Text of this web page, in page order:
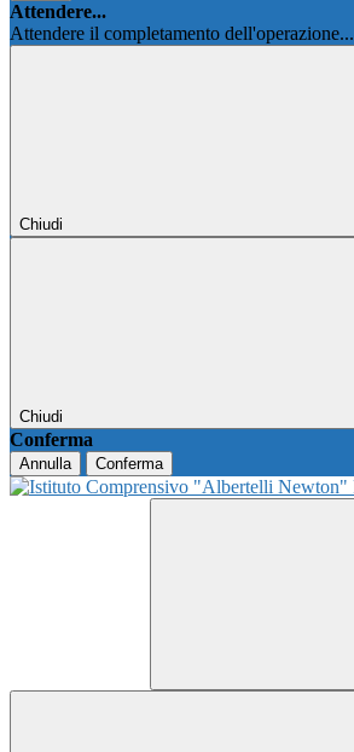
Attendere...
Attendere il completamento dell'operazione...
Chiudi
Chiudi
Conferma
Annulla Conferma